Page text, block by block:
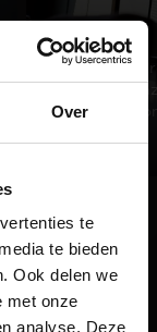
Over
te
te bieden
Ook delen we
met onze
analyse. Deze
/03
Beleving
Creëer jouw
designer
Lees meer